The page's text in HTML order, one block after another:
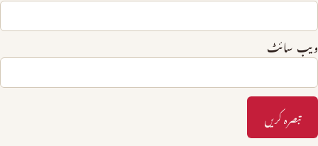
ویب‌ سائٹ